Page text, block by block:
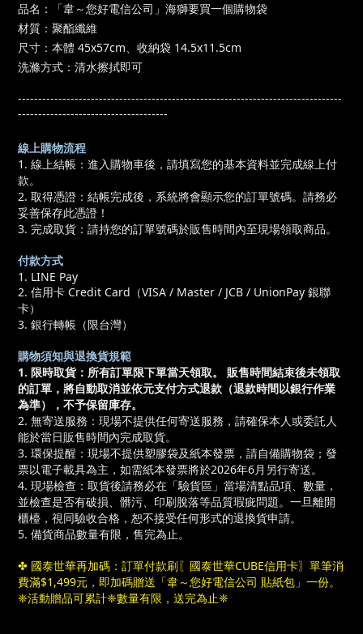
品名：「韋～您好電信公司」海獅要買一個購物袋
材質：聚酯纖維
尺寸：本體 45x57cm、收納袋 14.5x11.5cm
洗滌方式：清水擦拭即可
--------------------------------------------------------------------------------
-------------------------------------
線上購物流程
1. 線上結帳：進入購物車後，請填寫您的基本資料並完成線上付
款。
2. 取得憑證：結帳完成後，系統將會顯示您的訂單號碼。請務必
妥善保存此憑證！
3. 完成取貨：請持您的訂單號碼於販售時間內至現場領取商品。
付款方式
1. LINE Pay
2. 信用卡 Credit Card（VISA / Master / JCB / UnionPay 銀聯
卡）
3. 銀行轉帳（限台灣）
購物須知與退換貨規範
1. 限時取貨：所有訂單限下單當天領取。 販售時間結束後未領取
的訂單，將自動取消並依元支付方式退款（退款時間以銀行作業
為準），不予保留庫存。
2. 無寄送服務：現場不提供任何寄送服務，請確保本人或委託人
能於當日販售時間內完成取貨。​
3. 環保提醒：現場不提供塑膠袋及紙本發票，請自備購物袋；發
票以電子載具為主，如需紙本發票將於2026年6月另行寄送。
4. 現場檢查：取貨後請務必在「驗貨區」當場清點品項、數量，
並檢查是否有破損、髒污、印刷脫落等品質瑕疵問題。一旦離開
櫃檯，視同驗收合格，恕不接受任何形式的退換貨申請。
5. 備貨商品數量有限，售完為止。
✤ 國泰世華再加碼：訂單付款刷〖國泰世華CUBE信用卡〗單筆消
費滿$1,499元，即加碼贈送「韋～您好電信公司 貼紙包」一份。
❈活動贈品可累計❈數量有限，送完為止❈